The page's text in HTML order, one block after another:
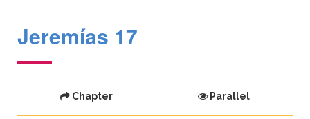
Jeremías 17
Chapter Parallel